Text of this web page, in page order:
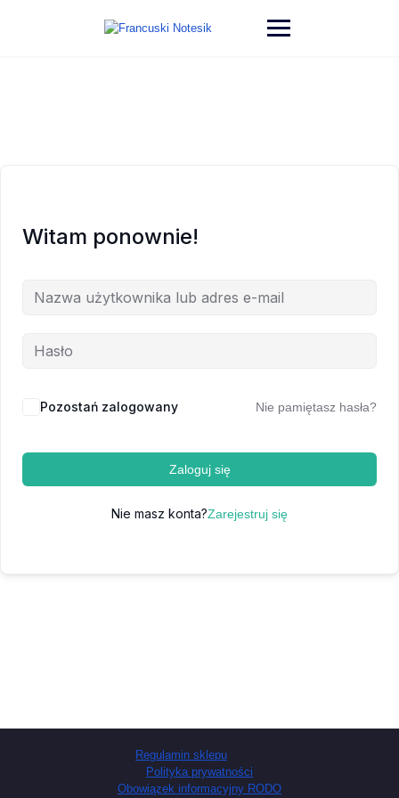
Witam ponownie!
Pozostań zalogowany Nie pamiętasz hasła?
Zaloguj się
Nie masz konta?Zarejestruj się
Regulamin sklepu
Polityka prywatności
Obowiązek informacyjny RODO